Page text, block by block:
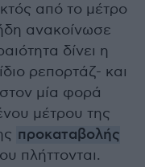
από το μέτρο
ανακοίνωσε
δίνει η
ρεπορτάζ- και
μία φορά
μέτρου της
προκαταβολής
πλήττονται.